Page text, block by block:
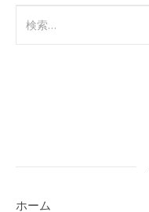
ホーム